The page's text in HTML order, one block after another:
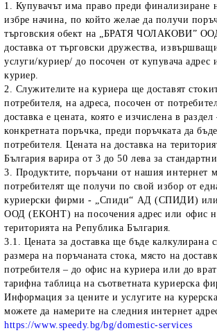
1. Купувачът има право преди финализиране
избре начина, по който желае да получи
търговския обект на „БРАТЯ ЧОЛАКОВИ”
доставка от търговски дружества,
услуги/куриер/ до посочен от купувача адрес
куриер.
2. Служителите на куриера ще доставят
потребителя, на адреса, посочен от
доставка е цената, която е изчислена в
конкретната поръчка, преди поръчката да
потребителя. Цената на доставка на
България варира от 3 до 50 лева за
3. Продуктите, поръчани от нашия интернет
потребителят ще получи по свой избор от
куриерски фирми - „Спиди“ АД (СПИДИ) или
ООД (ЕКОНТ) на посочения адрес или офис
територията на Република България.
3.1. Цената за доставка ще бъде калкулирана
размера на поръчаната стока, място на
потребителя – до офис на куриера или до
тарифна таблица на съответната куриерска
Информация за цените и услугите на
можете да намерите на следния интернет
https://www.speedy.bg/bg/domestic-services